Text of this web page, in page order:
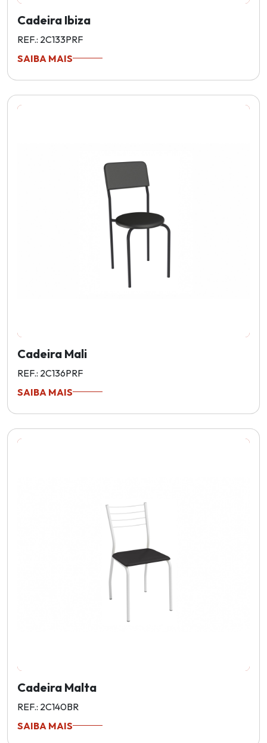
Cadeira Ibiza
REF.: 2C133PRF
SAIBA MAIS
Cadeira Mali
REF.: 2C136PRF
SAIBA MAIS
Cadeira Malta
REF.: 2C140BR
SAIBA MAIS